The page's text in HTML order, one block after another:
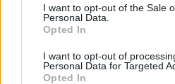
I want to opt-out of the Sale
Personal Data.
Opted In
I want to opt-out of
Personal Data for Targeted
Opted In